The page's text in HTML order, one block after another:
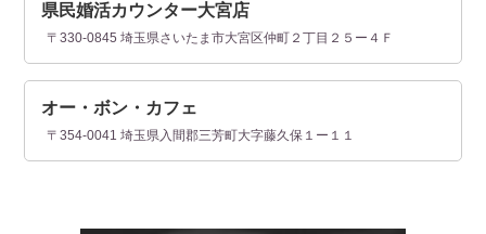
県民婚活カウンター大宮店
〒330-0845 埼玉県さいたま市大宮区仲町２丁目２５ー４Ｆ
オー・ボン・カフェ
〒354-0041 埼玉県入間郡三芳町大字藤久保１ー１１